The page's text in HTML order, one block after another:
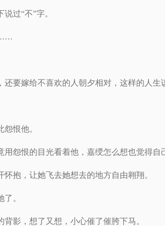
过“不”字。
……
要嫁给不喜欢的人朝夕相对，这样的人生
恨他。
怨恨的目光看着他，嘉绶怎么想也觉得自
抱，让她飞去她想去的地方自由翱翔。
。
影，想了又想，小心催了催胯下马。